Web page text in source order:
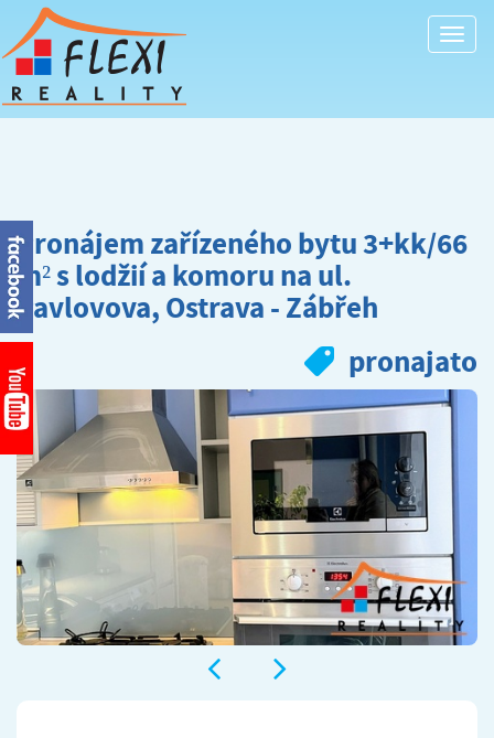
Pronájem zařízeného bytu 3+kk/66
m² s lodžií a komoru na ul.
Pavlovova, Ostrava - Zábřeh
pronajato